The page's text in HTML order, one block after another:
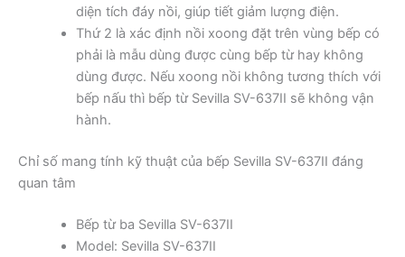
diện tích đáy nồi, giúp tiết giảm lượng điện.
Thứ 2 là xác định nồi xoong đặt trên vùng bếp có
phải là mẫu dùng được cùng bếp từ hay không
dùng được. Nếu xoong nồi không tương thích với
bếp nấu thì bếp từ Sevilla SV-637II sẽ không vận
hành.
Chỉ số mang tính kỹ thuật của bếp Sevilla SV-637II đáng
quan tâm
Bếp từ ba Sevilla SV-637II
Model: Sevilla SV-637II